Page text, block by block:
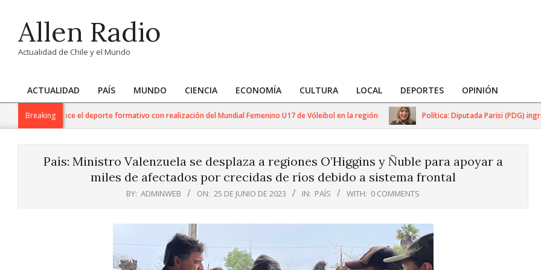
contentAllen Radio
Actualidad de Chile y el Mundo
Primary
Navigation
ACTUALIDAD PAÍS MUNDO CIENCIA ECONOMÍA CULTURA LOCAL DEPORTES OPINIÓN
Breaking
fortalece el deporte formativo con realización del Mundial Femenino U17 de Vóleibol en la región Política: Diputada Parisi (PDG) ingresa
País: Ministro Valenzuela se desplaza a regiones O’Higgins y Ñuble para apoyar a
miles de afectados por crecidas de ríos debido a sistema frontal
BY: ADMINWEB ON: 25 DE JUNIO DE 2023 IN: PAÍS WITH: 0 COMMENTS